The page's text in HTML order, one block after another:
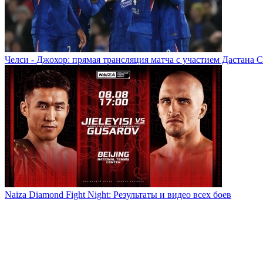
Челси - Джохор: прямая трансляция матча с участием Дастана
Naiza Diamond Fight Night: Результаты и видео всех боев